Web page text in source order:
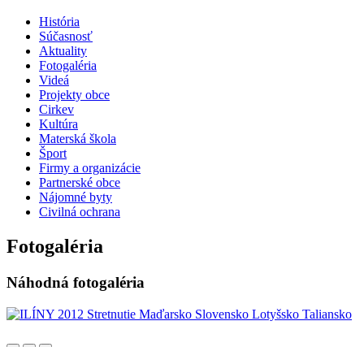
História
Súčasnosť
Aktuality
Fotogaléria
Videá
Projekty obce
Cirkev
Kultúra
Materská škola
Šport
Firmy a organizácie
Partnerské obce
Nájomné byty
Civilná ochrana
Fotogaléria
Náhodná fotogaléria